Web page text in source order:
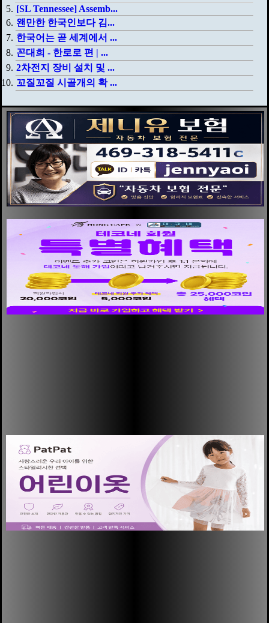
[SL Tennessee] Assemb...
왠만한 한국인보다 김...
한국어는 곧 세계에서 ...
꼰대희 - 한로로 편 | ...
2차전지 장비 설치 및 ...
꼬질꼬질 시골개의 확 ...